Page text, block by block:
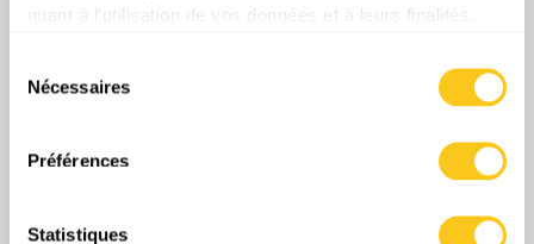
quant à l'utilisation de vos données et à leurs finalités.
tout moment en consultant la Déclaration relative aux
cookies ou en cliquant sur l'icône de confidentialité.
Si vous le permettez, nous aimerions également :
Collecter des informations sur votre localisation
géographique qui peuvent être précises à plusieurs
mètres près
Nécessaires
Préférences
Statistiques
non pas à une victoire militaire immédiate,
mais à una crise prolongée qui pourrait
deux camps se seront enfermés dans
est susceptible de connaître une